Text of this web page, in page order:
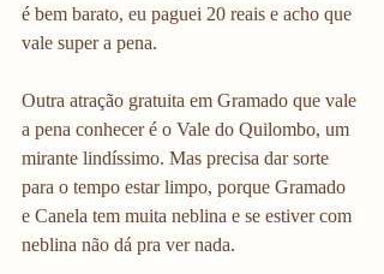
é bem barato, eu paguei 20 reais e acho que
vale super a pena.
Outra atração gratuita em Gramado que vale
a pena conhecer é o Vale do Quilombo, um
mirante lindíssimo. Mas precisa dar sorte
para o tempo estar limpo, porque Gramado
e Canela tem muita neblina e se estiver com
neblina não dá pra ver nada.